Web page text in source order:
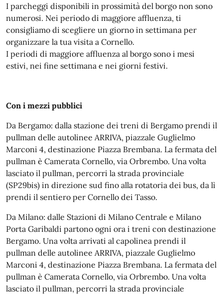
I parcheggi disponibili in prossimità del borgo non sono
numerosi. Nei periodo di maggiore affluenza, ti
consigliamo di scegliere un giorno in settimana per
organizzare la tua visita a Cornello.
I periodi di maggiore affluenza al borgo sono i mesi
estivi, nei fine settimana e nei giorni festivi.
Con i mezzi pubblici
Da Bergamo: dalla stazione dei treni di Bergamo prendi il
pullman delle autolinee ARRIVA, piazzale Guglielmo
Marconi 4, destinazione Piazza Brembana. La fermata del
pullman è Camerata Cornello, via Orbrembo. Una volta
lasciato il pullman, percorri la strada provinciale
(SP29bis) in direzione sud fino alla rotatoria dei bus, da lì
prendi il sentiero per Cornello dei Tasso.
Da Milano: dalle Stazioni di Milano Centrale e Milano
Porta Garibaldi partono ogni ora i treni con destinazione
Bergamo. Una volta arrivati al capolinea prendi il
pullman delle autolinee ARRIVA, piazzale Guglielmo
Marconi 4, destinazione Piazza Brembana. La fermata del
pullman è Camerata Cornello, via Orbrembo. Una volta
lasciato il pullman, percorri la strada provinciale